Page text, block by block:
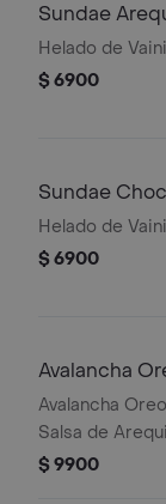
Sundae
Helado de
$ 6900
Sundae
Helado de
$ 6900
Avalancha
Avalancha
Salsa de
$ 9900